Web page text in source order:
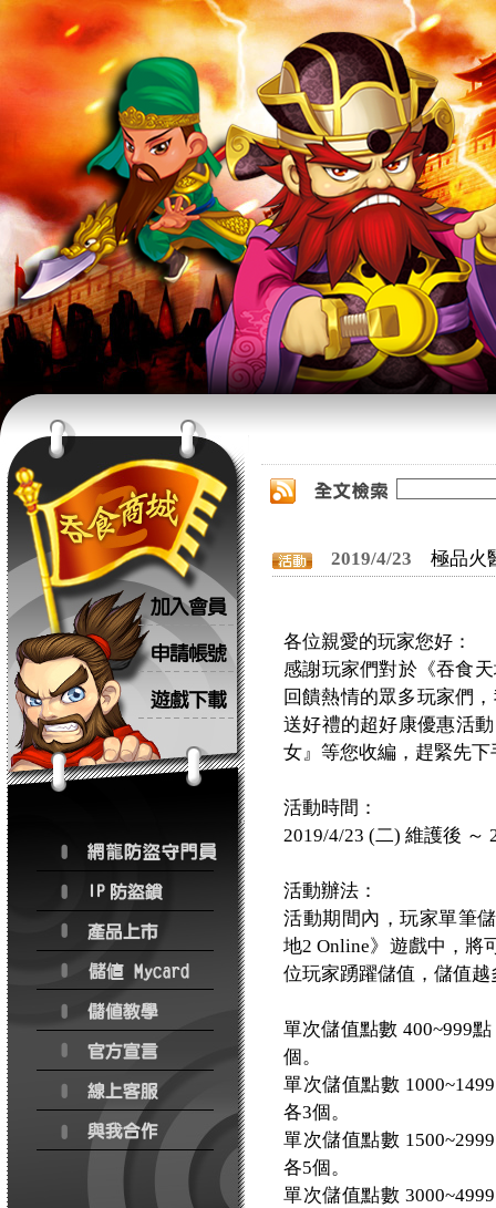
2019/4/23 極品火
各位親愛的玩家您好：
感謝玩家們對於《吞食
回饋熱情的眾多玩家們
送好禮的超好康優惠活
女』等您收編，趕緊先下
活動時間：
2019/4/23 (二) 維護後 ～
活動辦法：
活動期間內，玩家單筆
地2 Online》遊戲中，將
位玩家踴躍儲值，儲值
單次儲值點數 400~999
個。
單次儲值點數
各3個。
單次儲值點數
各5個。
單次儲值點數